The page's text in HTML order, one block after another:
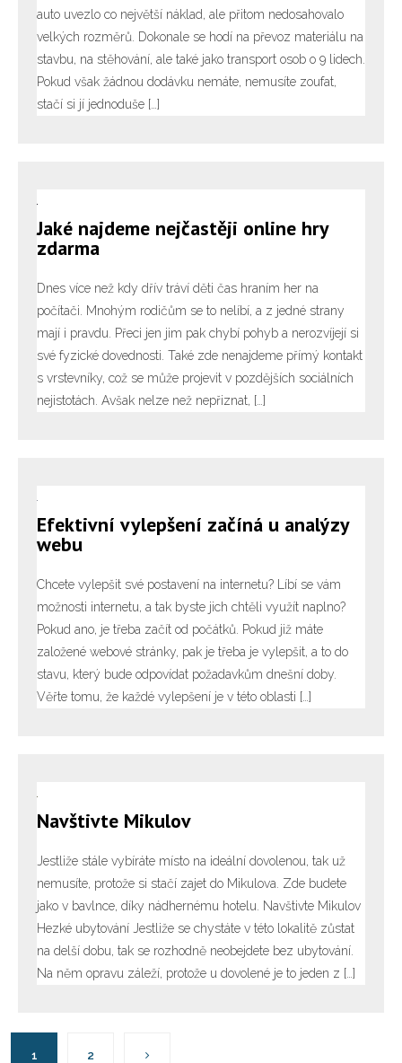
auto uvezlo co největší náklad, ale přitom nedosahovalo
velkých rozměrů. Dokonale se hodí na převoz materiálu na
stavbu, na stěhování, ale také jako transport osob o 9 lidech.
Pokud však žádnou dodávku nemáte, nemusíte zoufat,
stačí si jí jednoduše […]
Jaké najdeme nejčastěji online hry
zdarma
Dnes více než kdy dřív tráví děti čas hraním her na
počítači. Mnohým rodičům se to nelíbí, a z jedné strany
mají i pravdu. Přeci jen jim pak chybí pohyb a nerozvíjejí si
své fyzické dovednosti. Také zde nenajdeme přímý kontakt
s vrstevníky, což se může projevit v pozdějších sociálních
nejistotách. Avšak nelze než nepřiznat, […]
Efektivní vylepšení začíná u analýzy
webu
Chcete vylepšit své postavení na internetu? Líbí se vám
možnosti internetu, a tak byste jich chtěli využít naplno?
Pokud ano, je třeba začít od počátků. Pokud již máte
založené webové stránky, pak je třeba je vylepšit, a to do
stavu, který bude odpovídat požadavkům dnešní doby.
Věřte tomu, že každé vylepšení je v této oblasti […]
Navštivte Mikulov
Jestliže stále vybíráte místo na ideální dovolenou, tak už
nemusíte, protože si stačí zajet do Mikulova. Zde budete
jako v bavlnce, díky nádhernému hotelu. Navštivte Mikulov
Hezké ubytování Jestliže se chystáte v této lokalitě zůstat
na delší dobu, tak se rozhodně neobejdete bez ubytování.
Na něm opravu záleží, protože u dovolené je to jeden z […]
1 2